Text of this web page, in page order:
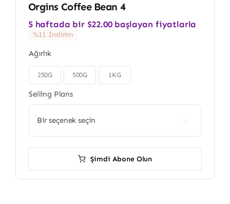
Orgins Coffee Bean 4
5 haftada bir $22.00 başlayan fiyatlarla
%11 İndirim
Ağırlık
250G 500G 1KG
Selling Plans
Şimdi Abone Olun